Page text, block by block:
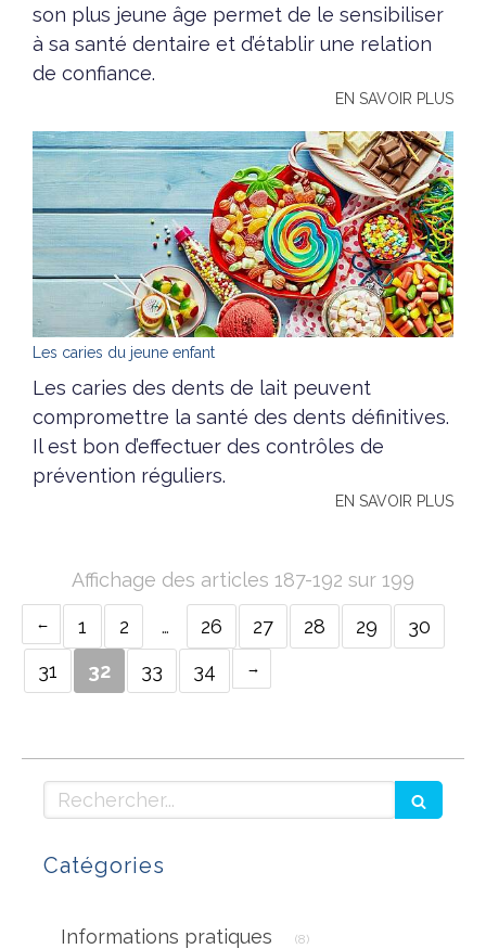
son plus jeune âge permet de le sensibiliser
à sa santé dentaire et d’établir une relation
de confiance.
EN SAVOIR PLUS
Les caries du jeune enfant
Les caries des dents de lait peuvent
compromettre la santé des dents définitives.
Il est bon d’effectuer des contrôles de
prévention réguliers.
EN SAVOIR PLUS
Affichage des articles 187-192 sur 199
1 2 … 26 27 28 29
30
31
32 33 34
Rechercher
Catégories
Informations pratiques (8)